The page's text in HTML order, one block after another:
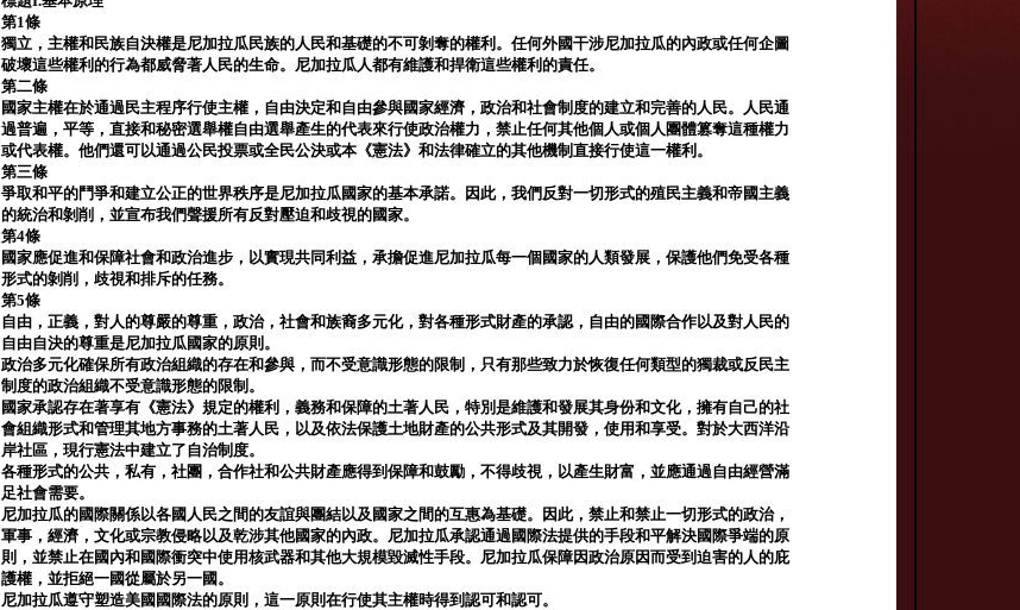
第1條
獨立，主權和民族自決權是尼加拉瓜民族的人民和基礎的不可剝奪的權利。任何外國干涉尼加拉瓜的內政或任何企圖
破壞這些權利的行為都威脅著人民的生命。尼加拉瓜人都有維護和捍衛這些權利的責任。
第二條
國家主權在於通過民主程序行使主權，自由決定和自由參與國家經濟，政治和社會制度的建立和完善的人民。人民通
過普遍，平等，直接和秘密選舉權自由選舉產生的代表來行使政治權力，禁止任何其他個人或個人團體篡奪這種權力
或代表權。他們還可以通過公民投票或全民公決或本《憲法》和法律確立的其他機制直接行使這一權利。
第三條
爭取和平的鬥爭和建立公正的世界秩序是尼加拉瓜國家的基本承諾。因此，我們反對一切形式的殖民主義和帝國主義
的統治和剝削，並宣布我們聲援所有反對壓迫和歧視的國家。
第4條
國家應促進和保障社會和政治進步，以實現共同利益，承擔促進尼加拉瓜每一個國家的人類發展，保護他們免受各種
形式的剝削，歧視和排斥的任務。
第5條
自由，正義，對人的尊嚴的尊重，政治，社會和族裔多元化，對各種形式財產的承認，自由的國際合作以及對人民的
自由自決的尊重是尼加拉瓜國家的原則。
政治多元化確保所有政治組織的存在和參與，而不受意識形態的限制，只有那些致力於恢復任何類型的獨裁或反民主
制度的政治組織不受意識形態的限制。
國家承認存在著享有《憲法》規定的權利，義務和保障的土著人民，特別是維護和發展其身份和文化，擁有自己的社
會組織形式和管理其地方事務的土著人民，以及依法保護土地財產的公共形式及其開發，使用和享受。對於大西洋沿
岸社區，現行憲法中建立了自治制度。
各種形式的公共，私有，社團，合作社和公共財產應得到保障和鼓勵，不得歧視，以產生財富，並應通過自由經營滿
足社會需要。
尼加拉瓜的國際關係以各國人民之間的友誼與團結以及國家之間的互惠為基礎。因此，禁止和禁止一切形式的政治，
軍事，經濟，文化或宗教侵略以及乾涉其他國家的內政。尼加拉瓜承認通過國際法提供的手段和平解決國際爭端的原
則，並禁止在國內和國際衝突中使用核武器和其他大規模毀滅性手段。尼加拉瓜保障因政治原因而受到迫害的人的庇
護權，並拒絕一國從屬於另一國。
尼加拉瓜遵守塑造美國國際法的原則，這一原則在行使其主權時得到認可和認可。